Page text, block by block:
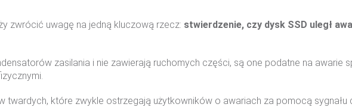
zwrócić uwagę na jedną kluczową rzecz: stwierdzenie, czy dysk SSD uległ
zasilania i nie zawierają ruchomych części, są one podatne na awarie
które zwykle ostrzegają użytkowników o awariach za pomocą sygnału